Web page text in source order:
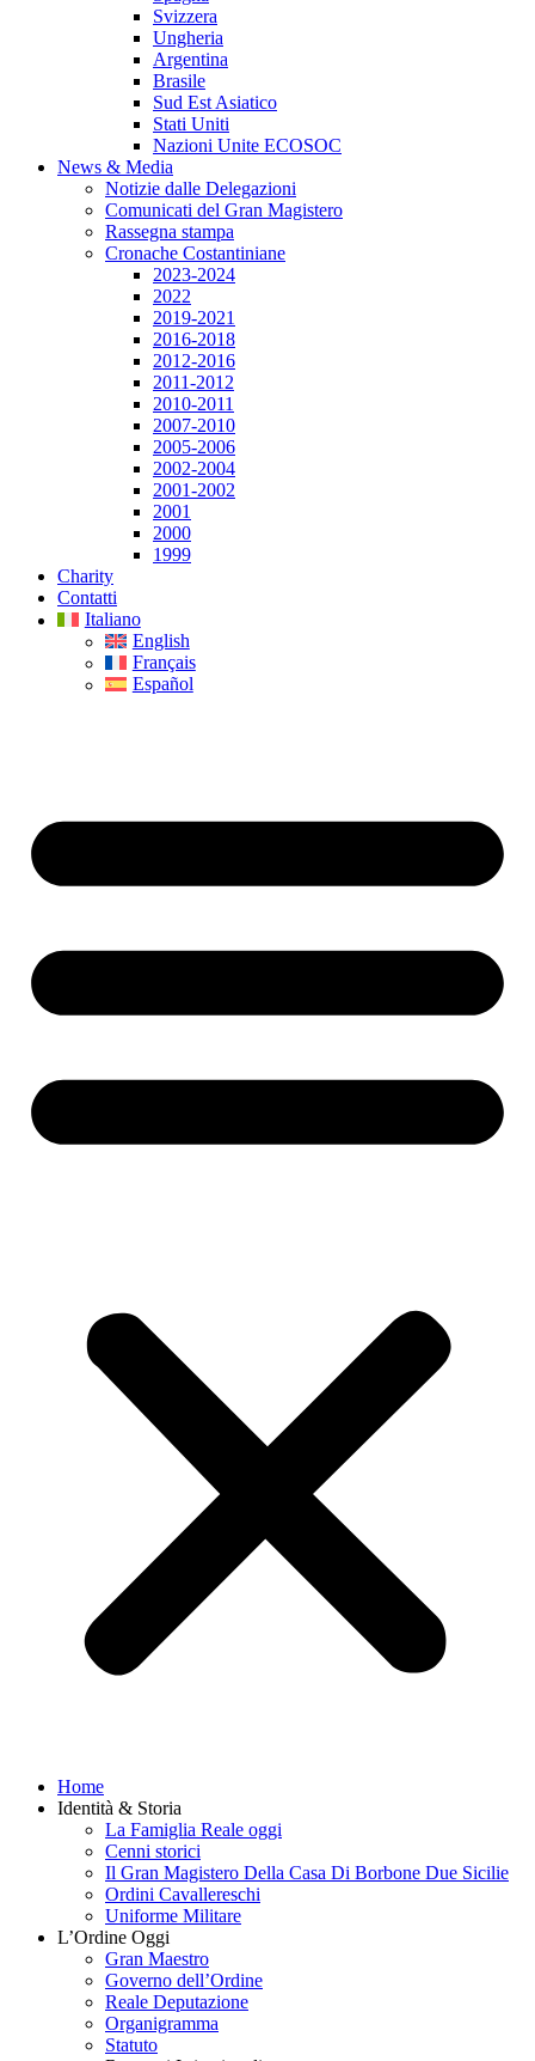
Svizzera
Ungheria
Argentina
Brasile
Sud Est Asiatico
Stati Uniti
Nazioni Unite ECOSOC
News & Media
Notizie dalle Delegazioni
Comunicati del Gran Magistero
Rassegna stampa
Cronache Costantiniane
2023-2024
2022
2019-2021
2016-2018
2012-2016
2011-2012
2010-2011
2007-2010
2005-2006
2002-2004
2001-2002
2001
2000
1999
Charity
Contatti
Italiano
English
Français
Español
Home
Identità & Storia
La Famiglia Reale oggi
Cenni storici
Il Gran Magistero Della Casa Di Borbone Due Sicilie
Ordini Cavallereschi
Uniforme Militare
L’Ordine Oggi
Gran Maestro
Governo dell’Ordine
Reale Deputazione
Organigramma
Statuto